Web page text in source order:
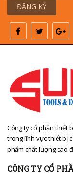
ĐĂNG KÝ
Công ty cổ phần thiết
trong lĩnh vực thiết bị
phẩm chất lượng cao
CÔNG TY CỔ